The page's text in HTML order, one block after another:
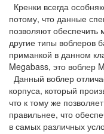
Кренки всегда
потому, что данные
позволяют обеспечить
другие типы воблеров
приманкой в данном
Megabass, это воблер
Данный воблер
корпуса, который
что к тому же
правильнее, что
в самых различных